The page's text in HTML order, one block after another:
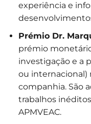
experiência e
Prémio Dr.
prémio
investigação e a
ou internacional)
companhia. São
trabalhos
APMVEAC.